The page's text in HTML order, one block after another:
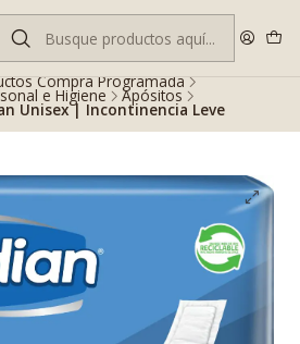
desde $100.000. Revisa las condiciones.
Compra Programada
e Higiene Apósitos
Unisex | Incontinencia Leve